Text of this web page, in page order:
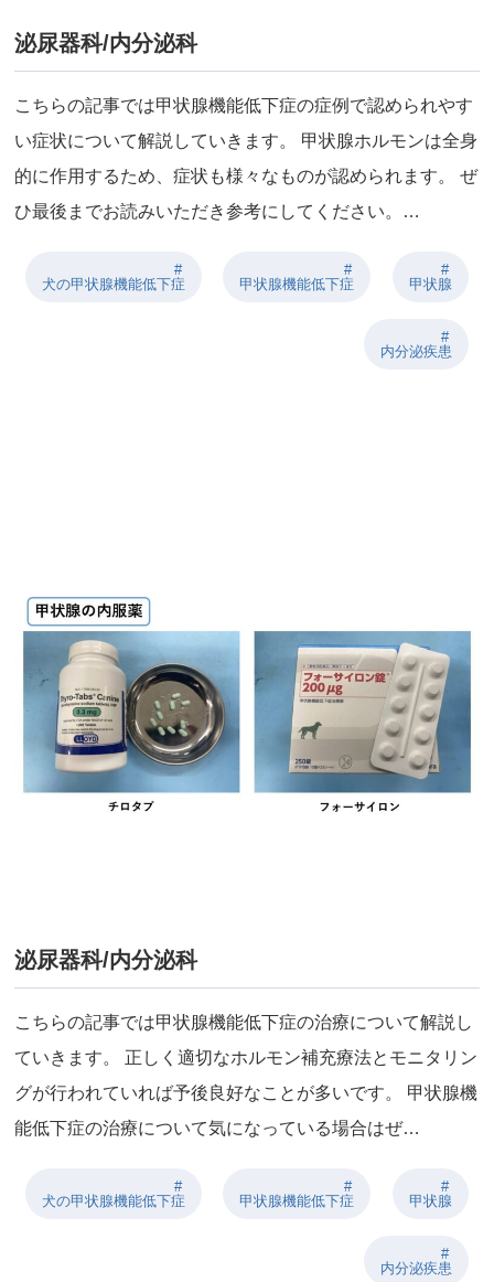
泌尿器科/内分泌科
こちらの記事では甲状腺機能低下症の症例で認められやす
い症状について解説していきます。 甲状腺ホルモンは全身
的に作用するため、症状も様々なものが認められます。 ぜ
ひ最後までお読みいただき参考にしてください。…
犬の甲状腺機能低下症 甲状腺機能低下症 甲状腺
内分泌疾患
泌尿器科/内分泌科
こちらの記事では甲状腺機能低下症の治療について解説し
ていきます。 正しく適切なホルモン補充療法とモニタリン
グが行われていれば予後良好なことが多いです。 甲状腺機
能低下症の治療について気になっている場合はぜ…
犬の甲状腺機能低下症 甲状腺機能低下症 甲状腺
内分泌疾患